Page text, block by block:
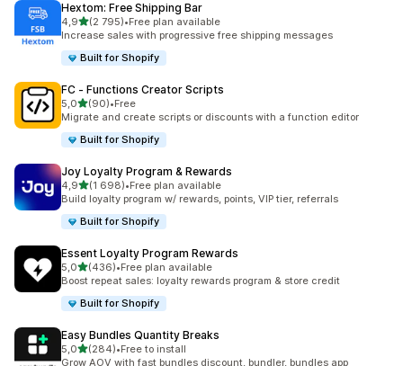
Hextom: Free Shipping Bar
4,9/ 5 tähteä
(2 795)
2795 arvostelua yhteensä
•Free plan available
Increase sales with progressive free shipping messages
Built for Shopify
FC ‑ Functions Creator Scripts
5,0/ 5 tähteä
(90)
90 arvostelua yhteensä
•Free
Migrate and create scripts or discounts with a function editor
Built for Shopify
Joy Loyalty Program & Rewards
4,9/ 5 tähteä
(1 698)
1698 arvostelua yhteensä
•Free plan available
Build loyalty program w/ rewards, points, VIP tier, referrals
Built for Shopify
Essent Loyalty Program Rewards
5,0/ 5 tähteä
(436)
436 arvostelua yhteensä
•Free plan available
Boost repeat sales: loyalty rewards program & store credit
Built for Shopify
Easy Bundles Quantity Breaks
5,0/ 5 tähteä
(284)
284 arvostelua yhteensä
•Free to install
Grow AOV with fast bundles discount, bundler, bundles app